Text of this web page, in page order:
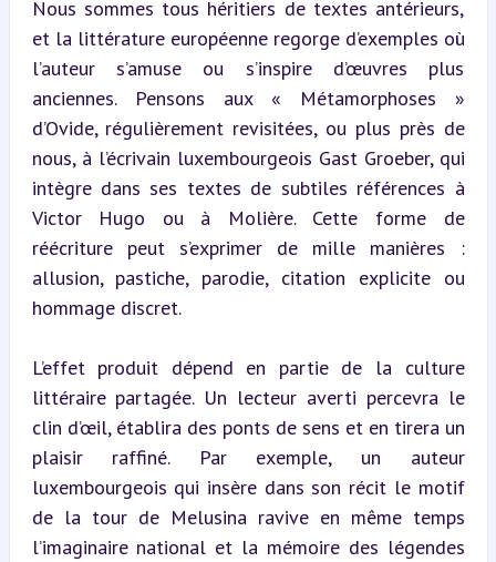
Nous sommes tous héritiers de textes antérieurs,
et la littérature européenne regorge d’exemples où
l’auteur s’amuse ou s’inspire d’œuvres plus
anciennes. Pensons aux « Métamorphoses »
d’Ovide, régulièrement revisitées, ou plus près de
nous, à l’écrivain luxembourgeois Gast Groeber, qui
intègre dans ses textes de subtiles références à
Victor Hugo ou à Molière. Cette forme de
réécriture peut s’exprimer de mille manières :
allusion, pastiche, parodie, citation explicite ou
hommage discret.
L’effet produit dépend en partie de la culture
littéraire partagée. Un lecteur averti percevra le
clin d’œil, établira des ponts de sens et en tirera un
plaisir raffiné. Par exemple, un auteur
luxembourgeois qui insère dans son récit le motif
de la tour de Melusina ravive en même temps
l’imaginaire national et la mémoire des légendes